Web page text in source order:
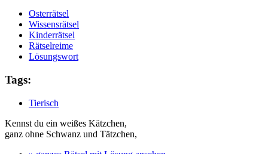
Osterrätsel
Wissensrätsel
Kinderrätsel
Rätselreime
Lösungswort
Tags:
Tierisch
Kennst du ein weißes Kätzchen,
ganz ohne Schwanz und Tätzchen,